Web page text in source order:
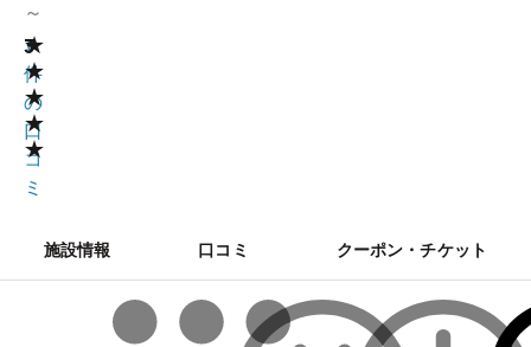
～
★
★
★
★
★
3
1
件
の
口
コ
ミ
施設情報 口コミ クーポン・チケット